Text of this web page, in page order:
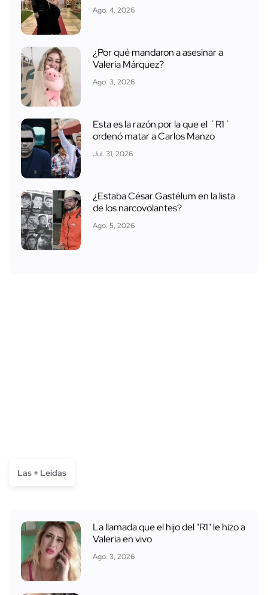
Ago. 4, 2026
¿Por qué mandaron a asesinar a
Valeria Márquez?
Ago. 3, 2026
Esta es la razón por la que el ´R1´
ordenó matar a Carlos Manzo
Jul. 31, 2026
¿Estaba César Gastélum en la lista
de los narcovolantes?
Ago. 5, 2026
Las + Leídas
La llamada que el hijo del "R1" le hizo a
Valeria en vivo
Ago. 3, 2026